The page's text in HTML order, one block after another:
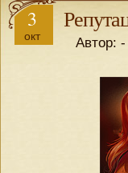
3
окт Автор: -